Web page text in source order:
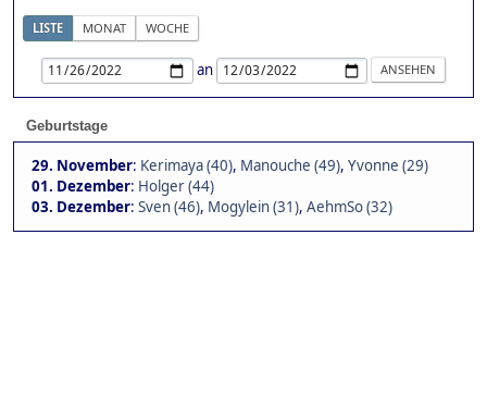
LISTE MONAT WOCHE
an
Geburtstage
29. November: Kerimaya (40), Manouche (49), Yvonne (29)
01. Dezember: Holger (44)
03. Dezember: Sven (46), Mogylein (31), AehmSo (32)